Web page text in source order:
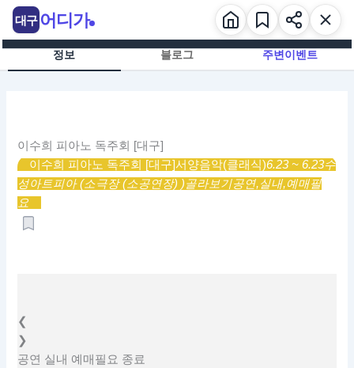
츠
정보 블로그 주변이벤트
이수희 피아노 독주회 [대구]
이수희 피아노 독주회 [대구]서양음악(클래식)6.23 ~ 6.23수
성아트피아 (소극장 (소공연장) )골라보기공연,실내,예매필
요
❮
❯
공연 실내 예매필요 종료
대구 어디가